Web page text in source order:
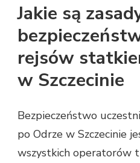
Jakie są
rejsów
w Szczecinie
Bezpieczeństwo
po Odrze w Szczecinie
wszystkich operatorów